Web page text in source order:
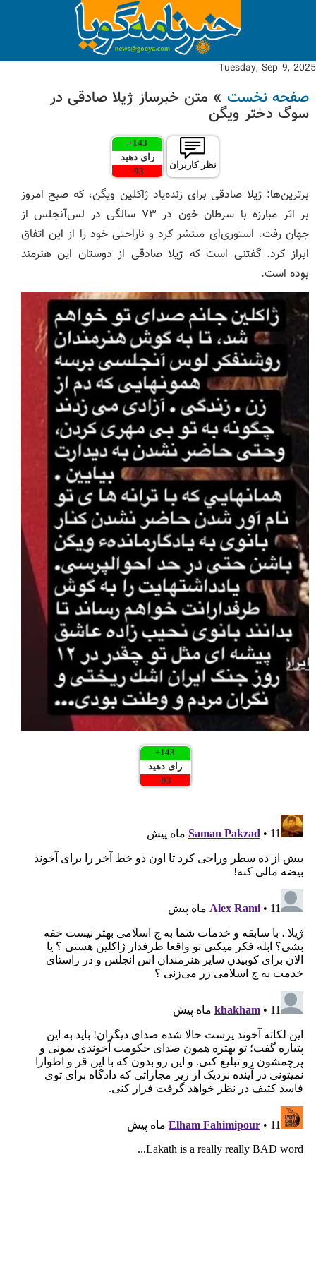
Tuesday, Sep 9, 2025
صفحه نخست » متن خبرساز ژیلا صادقی در
سوگ دختر ویگن
نظر کاربران
143
+
رای دهید
93
-
برترین‌ها: ژیلا صادقی برای زنده‌یاد ژاکلین ویگن، که صبح امروز
بر اثر مبارزه با سرطان خون در ۷۳ سالگی در لس‌آنجلس از
جهان رفت، استوری‌ای منتشر کرد و ناراحتی خود را از این اتفاق
ابراز کرد. گفتنی است که ژیلا صادقی از دوستان این هنرمند
بوده است.
143
+
رای دهید
93
-